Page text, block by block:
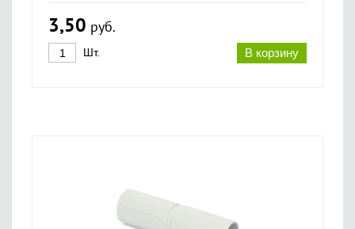
3,50 руб.
В корзину
Шт.